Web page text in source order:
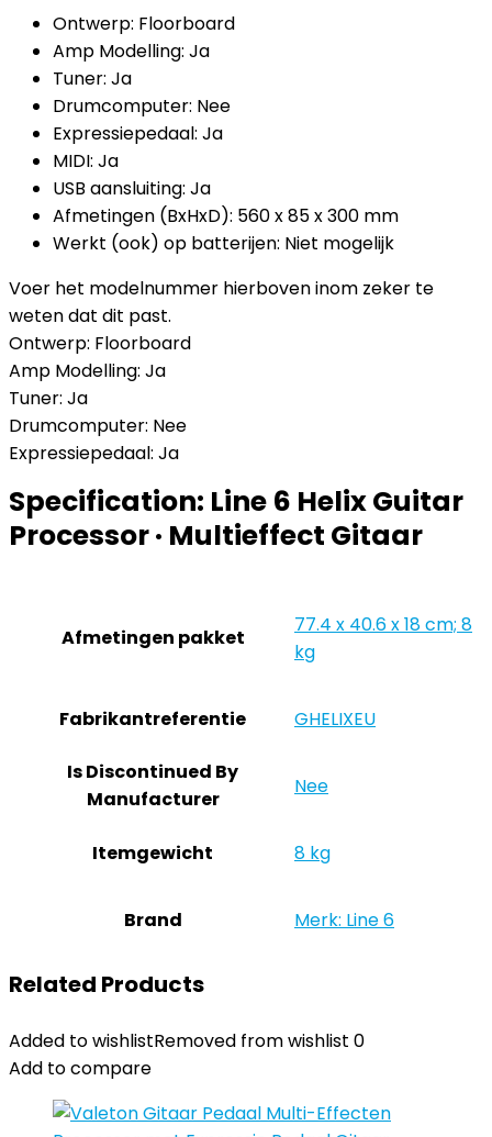
Ontwerp: Floorboard
Amp Modelling: Ja
Tuner: Ja
Drumcomputer: Nee
Expressiepedaal: Ja
MIDI: Ja
USB aansluiting: Ja
Afmetingen (BxHxD): 560 x 85 x 300 mm
Werkt (ook) op batterijen: Niet mogelijk
Voer het modelnummer hierboven inom zeker te
weten dat dit past.
Ontwerp: Floorboard
Amp Modelling: Ja
Tuner: Ja
Drumcomputer: Nee
Expressiepedaal: Ja
Specification: Line 6 Helix Guitar
Processor · Multieffect Gitaar
Afmetingen pakket
‎77.4 x 40.6 x 18 cm; 8
kg
Fabrikantreferentie ‎GHELIXEU
Is Discontinued By
Manufacturer
‎Nee
Itemgewicht ‎8 kg
Brand Merk: Line 6
Related Products
Added to wishlistRemoved from wishlist 0
Add to compare